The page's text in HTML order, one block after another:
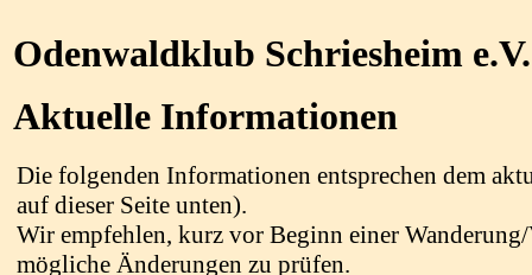
Odenwaldklub Schriesheim e.V.
Aktuelle Informationen
Die folgenden Informationen entsprechen dem
auf dieser Seite unten).
Wir empfehlen, kurz vor Beginn einer
mögliche Änderungen zu prüfen.